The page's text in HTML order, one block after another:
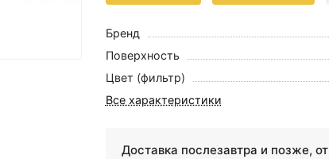
Бренд
Поверхность
Цвет (фильтр)
Все характеристики
Доставка послезавтра и позже, от